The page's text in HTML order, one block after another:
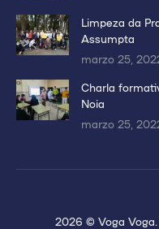
Limpeza da
Assumpta
marzo 25,
Charla
Noia
marzo 25,
2026 © Voga Voga.